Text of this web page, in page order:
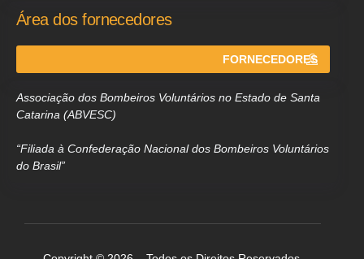
Área dos fornecedores
FORNECEDORES
Associação dos Bombeiros Voluntários no Estado de Santa
Catarina (ABVESC)
“Filiada à Confederação Nacional dos Bombeiros Voluntários
do Brasil”